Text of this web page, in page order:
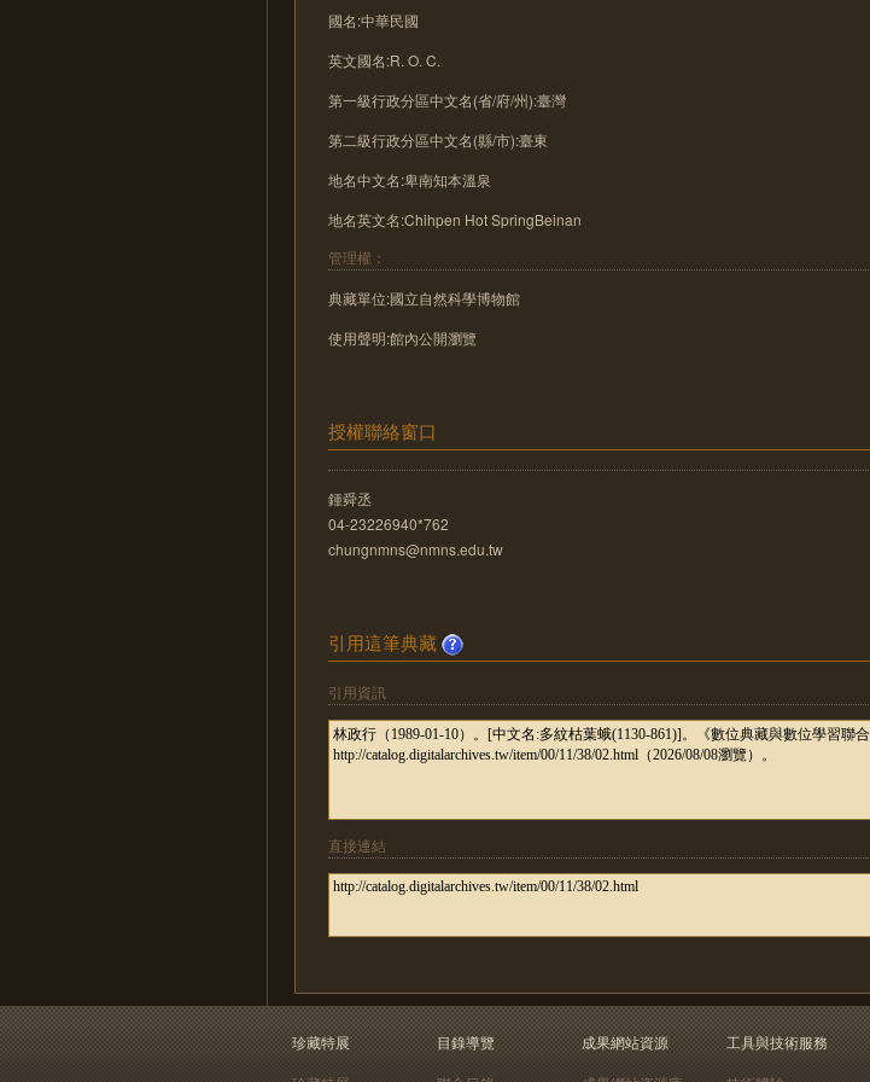
國名:中華民國
英文國名:R. O. C.
第一級行政分區中文名(省/府/州):臺灣
第二級行政分區中文名(縣/市):臺東
地名中文名:卑南知本溫泉
地名英文名:Chihpen Hot SpringBeinan
管理權：
典藏單位:國立自然科學博物館
使用聲明:館內公開瀏覽
授權聯絡窗口
鍾舜丞
04-23226940*762
chungnmns@nmns.edu.tw
引用這筆典藏
引用資訊
直接連結
珍藏特展
目錄導覽
成果網站資源
工具與技術服務